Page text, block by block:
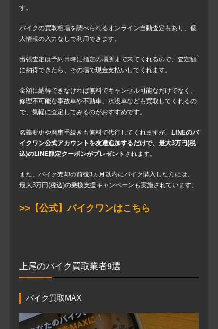
す。
バイクの買取相場を調べられるオンライン自動査定もあり、個
人情報の入力なしで利用できます。
出張査定は予約日時に指定の場所まで来てくれるので、査定額
に納得できたら、その場で現金支払いしてくれます。
金額に納得できなければ無料でキャンセル可能なだけでなく、
修理不可能な事故車や不動車、水没車なども買取してくれるの
で、気軽に査定してみるのがおすすめです。
名義変更や廃車手続きも無料で代行してくれますが、
LINEのバ
イクワン公式アカウントを友達追加するだけで、最大3万円(税
込)のLINE限定クーポンがプレゼント されます。
また、バイク売却の前後3ヵ月以内にバイク購入した方には、
最大3万円(税込)の乗換支援キャンペーンも実施されています。
>>【公式】バイクワンはこちら
上尾のバイク買取業者9選
バイク買取MAX